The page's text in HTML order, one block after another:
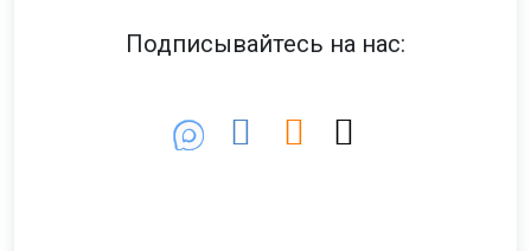
Подписывайтесь на нас: